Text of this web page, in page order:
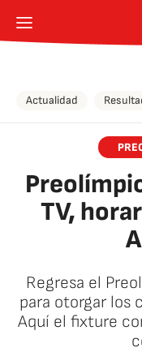
Actualidad
TV,
Regresa el
para otorgar los
Aquí el fixture